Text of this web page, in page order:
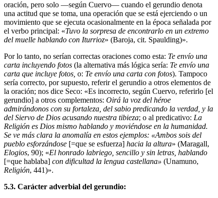
oración, pero solo —según Cuervo— cuando el gerundio denota
una actitud que se toma, una operación que se está ejerciendo o un
movimiento que se ejecuta ocasionalmente en la época señalada por
el verbo principal: «Tuvo la sorpresa de encontrarlo en un extremo
del muelle hablando con Iturrioz» (Baroja, cit. Spaulding)».
Por lo tanto, no serían correctas oraciones como esta: Te envío una
carta incluyendo fotos (la alternativa más lógica sería: Te envío una
carta que incluye fotos, o: Te envío una carta con fotos). Tampoco
sería correcto, por supuesto, referir el gerundio a otros elementos de
la oración; nos dice Seco: «Es incorrecto, según Cuervo, referirlo [el
gerundio] a otros complementos: Oirá la voz del héroe
admirándonos con su fortaleza, del sabio predicando la verdad, y la
del Siervo de Dios acusando nuestra tibieza; o al predicativo: La
Religión es Dios mismo hablando y moviéndose en la humanidad.
Se ve más clara la anomalía en estos ejemplos: «Ambos sois del
pueblo esforzándose [=que se esfuerza] hacia la altura» (Maragall,
Elogios, 90); «El honrado labriego, senci­llo y sin letras, hablando
[=que hablaba] con dificultad la lengua castellana» (Unamuno,
Religión, 441)».
5.3. Carácter adverbial del gerundio: